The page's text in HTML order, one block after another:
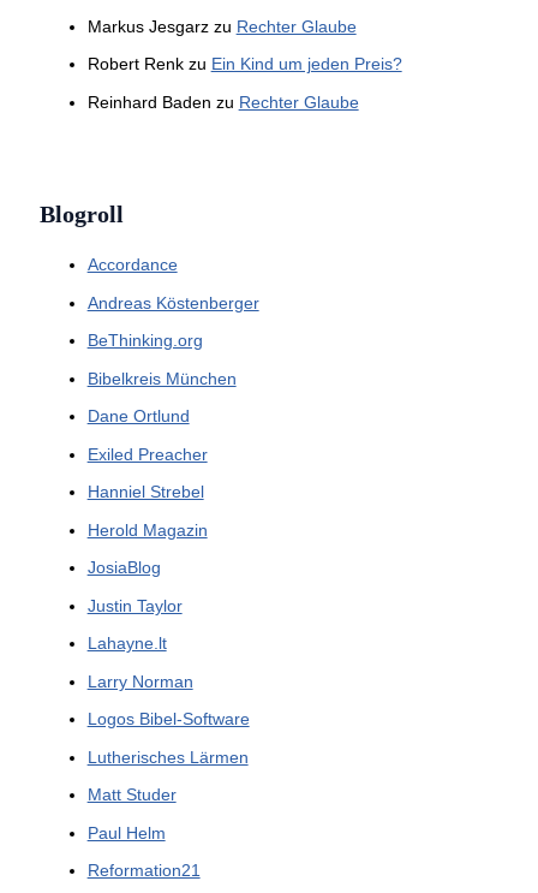
Markus Jesgarzzu Rechter Glaube
Robert Renkzu Ein Kind um jeden Preis?
Reinhard Baden zu Rechter Glaube
Blogroll
Accordance
Andreas Köstenberger
BeThinking.org
Bibelkreis München
Dane Ortlund
Exiled Preacher
Hanniel Strebel
Herold Magazin
JosiaBlog
Justin Taylor
Lahayne.lt
Larry Norman
Logos Bibel-Software
Lutherisches Lärmen
Matt Studer
Paul Helm
Reformation21